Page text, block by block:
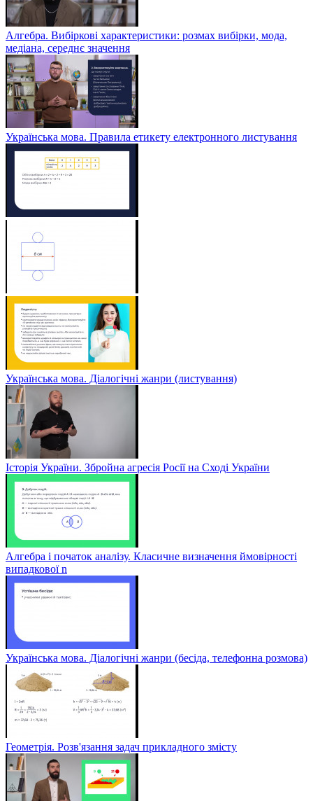
Алгебра. Вибіркові характеристики: розмах вибірки, мода,
медіана, середнє значення
Українська мова. Правила етикету електронного листування
Українська мова. Діалогічні жанри (листування)
Історія України. Збройна агресія Росії на Сході України
Алгебра і початок аналізу. Класичне визначення ймовірності
випадкової n
Українська мова. Діалогічні жанри (бесіда, телефонна розмова)
Геометрія. Розв'язання задач прикладного змісту